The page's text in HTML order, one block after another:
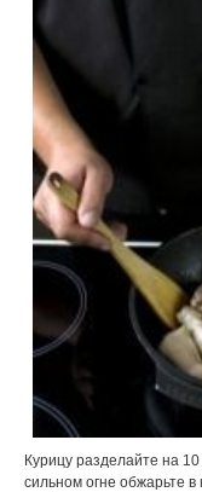
Курицу разделайте на
сильном огне обжарьте в